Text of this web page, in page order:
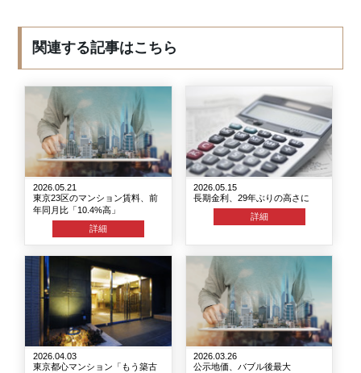
関連する記事はこちら
2026.05.21
東京23区のマンション賃料、前
年同月比「10.4%高」
詳細
2026.05.15
長期金利、29年ぶりの高さに
詳細
2026.04.03
東京都心マンション「もう築古
2026.03.26
公示地価、バブル後最大